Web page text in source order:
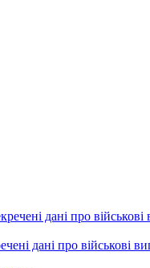
дані про військові